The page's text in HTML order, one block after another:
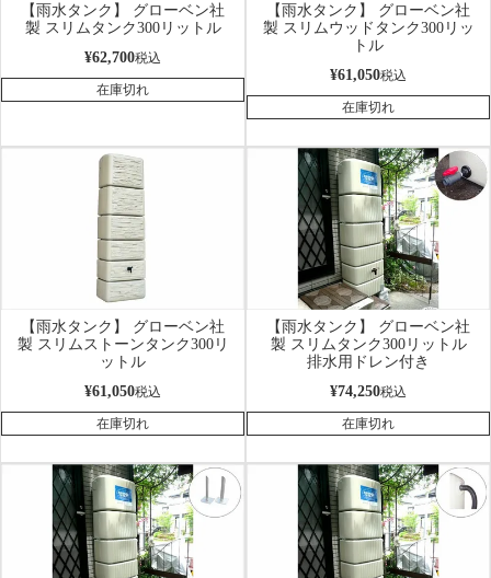
【雨水タンク】 グローベン社
製 スリムタンク300リットル
¥62,700税込
在庫切れ
【雨水タンク】 グローベン社
製 スリムウッドタンク300リッ
トル
¥61,050税込
在庫切れ
【雨水タンク】 グローベン社
製 スリムストーンタンク300リ
ットル
¥61,050税込
在庫切れ
【雨水タンク】 グローベン社
製 スリムタンク300リットル
排水用ドレン付き
¥74,250税込
在庫切れ